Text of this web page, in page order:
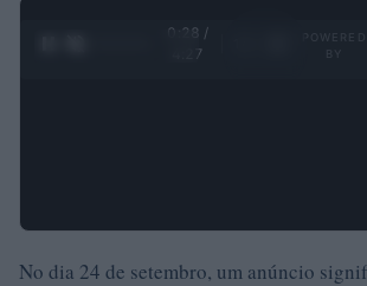
0:29 /
4:27
No dia 24 de setembro, um anúncio